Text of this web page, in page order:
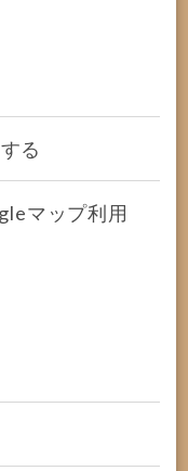
る
マップ利用